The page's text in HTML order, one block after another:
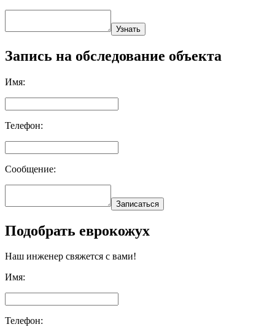
Узнать
Запись на обследование объекта
Имя:
Телефон:
Сообщение:
Записаться
Подобрать еврокожух
Наш инженер свяжется с вами!
Имя:
Телефон: